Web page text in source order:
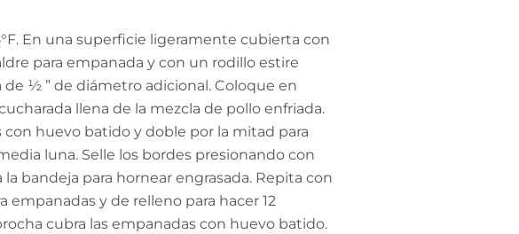
En una superficie ligeramente cubierta con
para empanada y con un rodillo estire
½ ” de diámetro adicional. Coloque en
llena de la mezcla de pollo enfriada.
con huevo batido y doble por la mitad para
luna. Selle los bordes presionando con
bandeja para hornear engrasada. Repita con
empanadas y de relleno para hacer 12
cubra las empanadas con huevo batido.